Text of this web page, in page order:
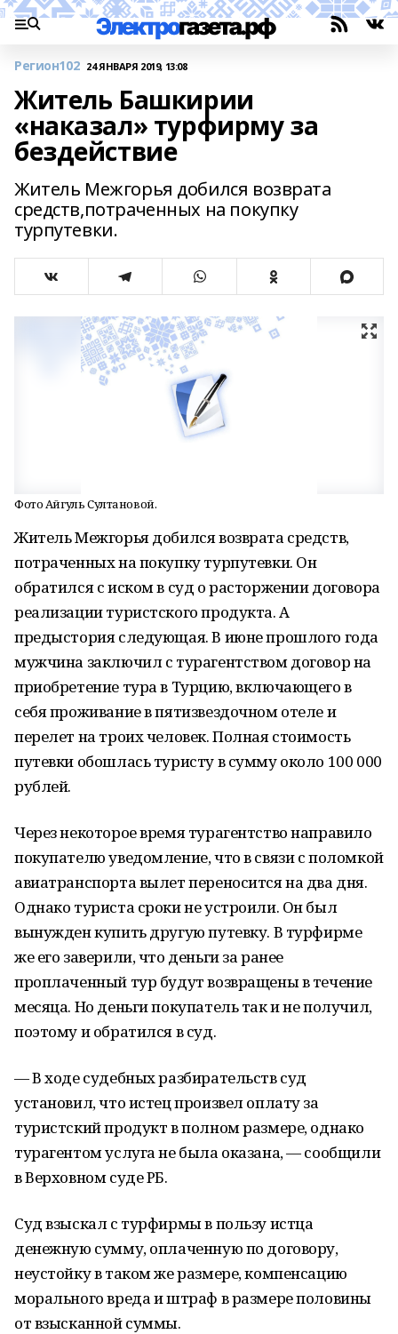
Регион102 24 ЯНВАРЯ 2019, 13:08
Житель Башкирии
«наказал» турфирму за
бездействие
Житель Межгорья добился возврата
средств,потраченных на покупку
турпутевки.
Фото Айгуль Султановой.
Житель Межгорья добился возврата средств,
потраченных на покупку турпутевки. Он
обратился с иском в суд о расторжении договора
реализации туристского продукта. А
предыстория следующая. В июне прошлого года
мужчина заключил с турагентством договор на
приобретение тура в Турцию, включающего в
себя проживание в пятизвездочном отеле и
перелет на троих человек. Полная стоимость
путевки обошлась туристу в сумму около 100 000
рублей.
Через некоторое время турагентство направило
покупателю уведомление, что в связи с поломкой
авиатранспорта вылет переносится на два дня.
Однако туриста сроки не устроили. Он был
вынужден купить другую путевку. В турфирме
же его заверили, что деньги за ранее
проплаченный тур будут возвращены в течение
месяца. Но деньги покупатель так и не получил,
поэтому и обратился в суд.
— В ходе судебных разбирательств суд
установил, что истец произвел оплату за
туристский продукт в полном размере, однако
турагентом услуга не была оказана, — сообщили
в Верховном суде РБ.
Суд взыскал с турфирмы в пользу истца
денежную сумму, оплаченную по договору,
неустойку в таком же размере, компенсацию
морального вреда и штраф в размере половины
от взысканной суммы.